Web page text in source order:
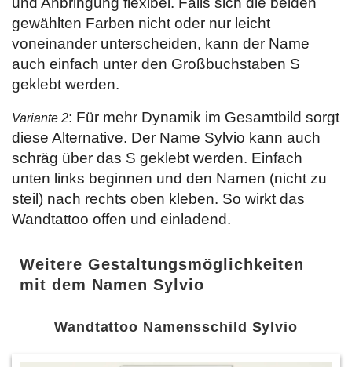
gewählten Farben nicht oder nur leicht
voneinander unterscheiden, kann der Name
auch einfach unter den Großbuchstaben S
geklebt werden.
Variante 2: Für mehr Dynamik im Gesamtbild sorgt
diese Alternative. Der Name Sylvio kann auch
schräg über das S geklebt werden. Einfach
unten links beginnen und den Namen (nicht zu
steil) nach rechts oben kleben. So wirkt das
Wandtattoo offen und einladend.
Weitere Gestaltungsmöglichkeiten
mit dem Namen Sylvio
Wandtattoo Namensschild Sylvio